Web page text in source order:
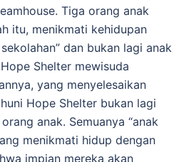
Tiga orang anak
itu, menikmati kehidupan
dan bukan lagi anak
Shelter mewisuda
yang menyelesaikan
Hope Shelter bukan lagi
anak. Semuanya “anak
menikmati hidup dengan
impian mereka akan